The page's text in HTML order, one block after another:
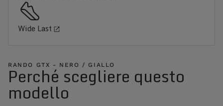
Wide Last
RANDO GTX - NERO / GIALLO
Perché scegliere questo
modello